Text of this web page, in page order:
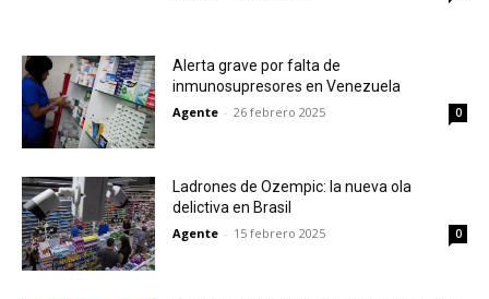
Alerta grave por falta de
inmunosupresores en Venezuela
Agente - 26 febrero 2025 0
Ladrones de Ozempic: la nueva ola
delictiva en Brasil
Agente - 15 febrero 2025 0